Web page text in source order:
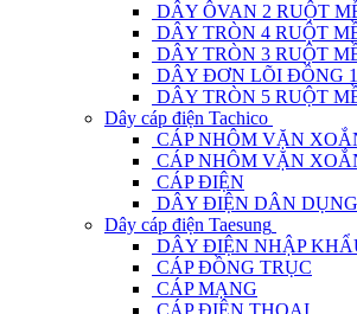
DÂY ÔVAN 2 RUỘT
DÂY TRÒN 4 RUỘT
DÂY TRÒN 3 RUỘT
DÂY ĐƠN LÕI ĐỒNG
DÂY TRÒN 5 RUỘT
Dây cáp điện Tachico
CÁP NHÔM VẶN
CÁP NHÔM VẶN
CÁP ĐIỆN
DÂY ĐIỆN DÂN DỤNG
Dây cáp điện Taesung
DÂY ĐIỆN NHẬP
CÁP ĐỒNG TRỤC
CÁP MẠNG
CÁP ĐIỆN THOẠI